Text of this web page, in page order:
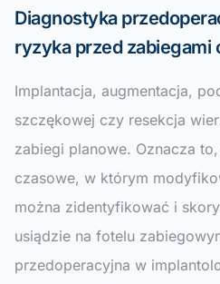
Diagnostyka
ryzyka przed
Implantacja, augmentacja,
szczękowej czy resekcja
zabiegi planowe. Oznacza
czasowe, w którym
można zidentyfikować i
usiądzie na fotelu
przedoperacyjna w